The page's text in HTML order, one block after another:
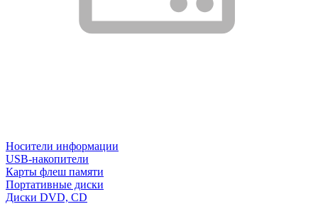
Носители информации
USB-накопители
Карты флеш памяти
Портативные диски
Диски DVD, CD